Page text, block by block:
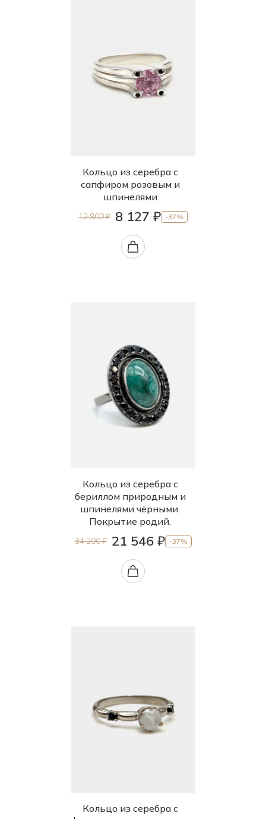
Кольцо из серебра с
сапфиром розовым и
шпинелями
12 900 ₽ 8 127 ₽ -37%
Кольцо из серебра с
бериллом природным и
шпинелями чёрными.
Покрытие родий.
34 200 ₽ 21 546 ₽ -37%
Кольцо из серебра с